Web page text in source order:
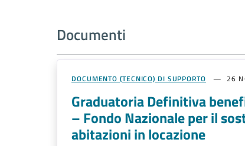
Documenti
DOCUMENTO (TECNICO) DI SUPPORTO 26
Graduatoria Definitiva
– Fondo Nazionale per il
abitazioni in locazione